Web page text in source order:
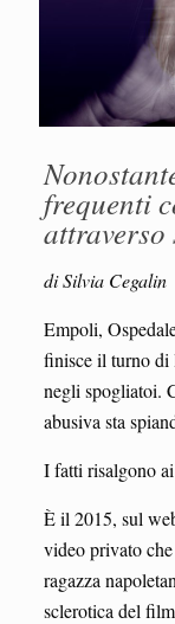
frequenti
di Silvia Cegalin
Empoli,
finisce il turno di
negli spogliatoi.
abusiva sta
I fatti risalgono
È il 2015, sul
video privato
ragazza
sclerotica del